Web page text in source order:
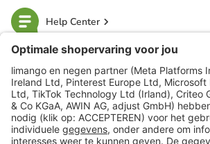
Help Center
limango
Veilig winkelen
Klantenservice